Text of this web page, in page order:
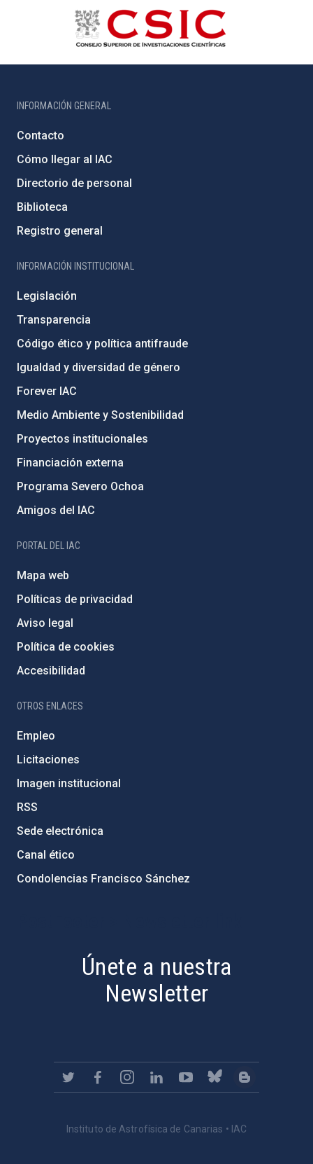
INFORMACIÓN GENERAL
Contacto
Cómo llegar al IAC
Directorio de personal
Biblioteca
Registro general
INFORMACIÓN INSTITUCIONAL
Legislación
Transparencia
Código ético y política antifraude
Igualdad y diversidad de género
Forever IAC
Medio Ambiente y Sostenibilidad
Proyectos institucionales
Financiación externa
Programa Severo Ochoa
Amigos del IAC
PORTAL DEL IAC
Mapa web
Políticas de privacidad
Aviso legal
Política de cookies
Accesibilidad
OTROS ENLACES
Empleo
Licitaciones
Imagen institucional
RSS
Sede electrónica
Canal ético
Condolencias Francisco Sánchez
Únete a nuestra
Newsletter
Instituto de Astrofísica de Canarias • IAC